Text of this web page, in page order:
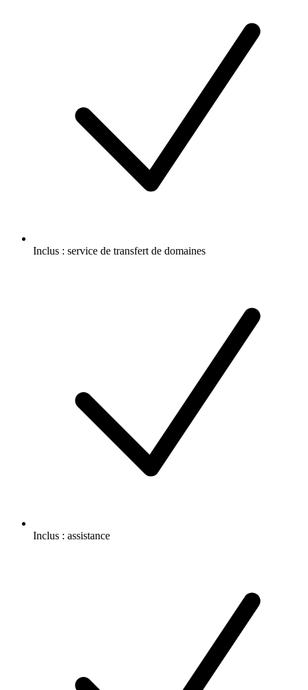
Inclus : service de transfert de domaines
Inclus : assistance